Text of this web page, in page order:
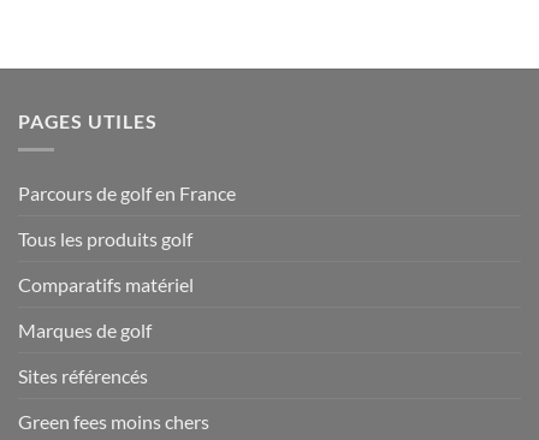
PAGES UTILES
Parcours de golf en France
Tous les produits golf
Comparatifs matériel
Marques de golf
Sites référencés
Green fees moins chers